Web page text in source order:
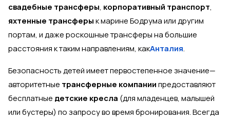
свадебные трансферы, корпоративный транспорт,
яхтенные трансферык марине Бодрума или другим
портам, и даже роскошные трансферы на большие
расстояния к таким направлениям, какАнталия.
Безопасность детей имеет первостепенное значение—
авторитетные трансферные компаниипредоставляют
бесплатные детские кресла (для младенцев, малышей
или бустеры) по запросу во время бронирования. Всегда